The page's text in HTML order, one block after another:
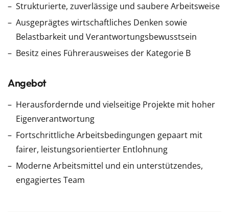
Strukturierte, zuverlässige und saubere Arbeitsweise
Ausgeprägtes wirtschaftliches Denken sowie
Belastbarkeit und Verantwortungsbewusstsein
Besitz eines Führerausweises der Kategorie B
Angebot
Herausfordernde und vielseitige Projekte mit hoher
Eigenverantwortung
Fortschrittliche Arbeitsbedingungen gepaart mit
fairer, leistungsorientierter Entlohnung
Moderne Arbeitsmittel und ein unterstützendes,
engagiertes Team